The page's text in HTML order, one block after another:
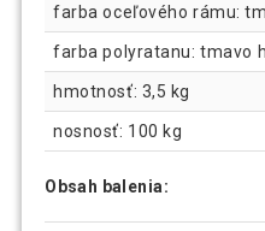
farba oceľového rámu:
farba polyratanu: tmavo
hmotnosť: 3,5 kg
nosnosť: 100 kg
Obsah balenia: